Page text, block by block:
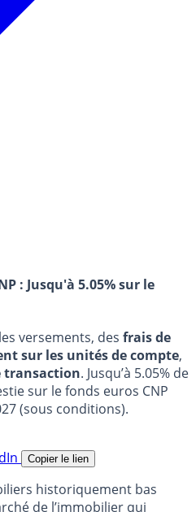
: Jusqu'à 5.05% sur le
versements, des frais de
sur les unités de compte,
transaction. Jusqu’à 5.05% de
sur le fonds euros CNP
(sous conditions).
Copier le lien
historiquement bas
de l’immobilier qui